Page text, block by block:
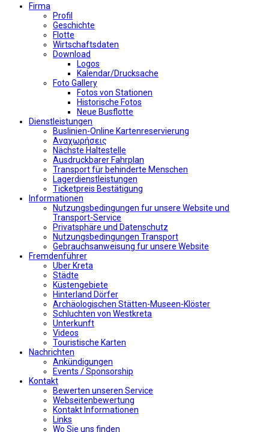
Firma
Profil
Geschichte
Flotte
Wirtschaftsdaten
Download
Logos
Kalendar/Drucksache
Foto Gallery
Fotos von Stationen
Historische Fotos
Neue Busflotte
Dienstleistungen
Buslinien-Online Kartenreservierung
Αναχωρήσεις
Nächste Haltestelle
Αusdruckbarer Fahrplan
Transport für behinderte Menschen
Lagerdienstleistungen
Ticketpreis Bestätigung
Informationen
Nutzungsbedingungen fur unsere Website und
Transport-Service
Privatsphäre und Datenschutz
Nutzungsbedingungen Transport
Gebrauchsanweisung fur unsere Website
Fremdenführer
Uber Kreta
Städte
Küstengebiete
Hinterland Dörfer
Archäologischen Stätten-Museen-Klöster
Schluchten von Westkreta
Unterkunft
Videos
Touristische Karten
Nachrichten
Ankündigungen
Events / Sponsorship
Kontakt
Bewerten unseren Service
Webseitenbewertung
Kontakt Informationen
Links
Wo Sie uns finden